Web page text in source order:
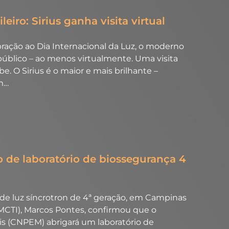
Sirius ganha visita virtual
ao Dia Internacional da Luz, o moderno
– ao menos virtualmente. Uma visita
O Sirius é o maior e mais brilhante –
laboratório de biossegurança 4
luz síncrotron de 4ª geração, em Campinas
Marcos Pontes, confirmou que o
(CNPEM) abrigará um laboratório de